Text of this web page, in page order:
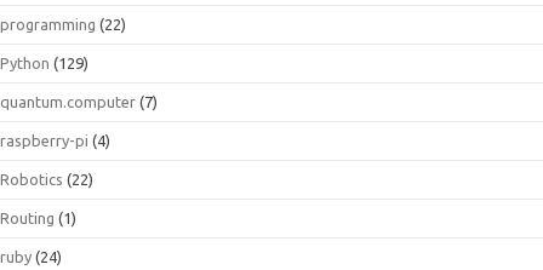
programming (22)
Python (129)
quantum.computer (7)
raspberry-pi (4)
Robotics (22)
Routing (1)
ruby (24)